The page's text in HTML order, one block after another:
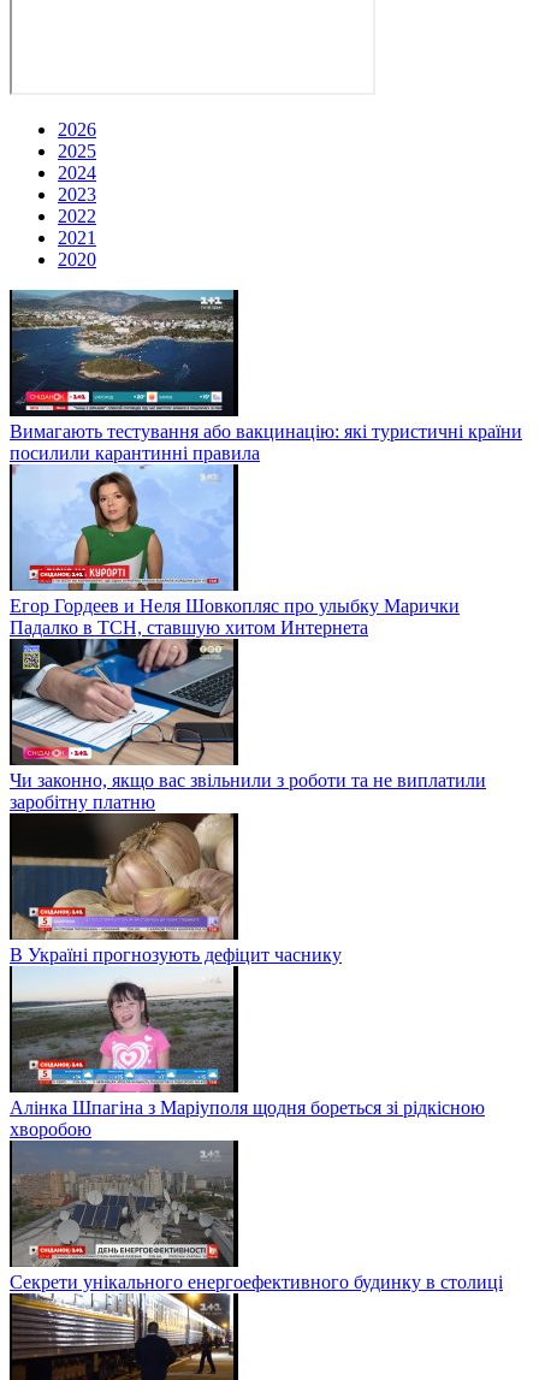
2026
2025
2024
2023
2022
2021
2020
Вимагають тестування або вакцинацію: які туристичні країни
посилили карантинні правила
Егор Гордеев и Неля Шовкопляс про улыбку Марички
Падалко в ТСН, ставшую хитом Интернета
Чи законно, якщо вас звільнили з роботи та не виплатили
заробітну платню
В Україні прогнозують дефіцит часнику
Алінка Шпагіна з Маріуполя щодня бореться зі рідкісною
хворобою
Секрети унікального енергоефективного будинку в столиці